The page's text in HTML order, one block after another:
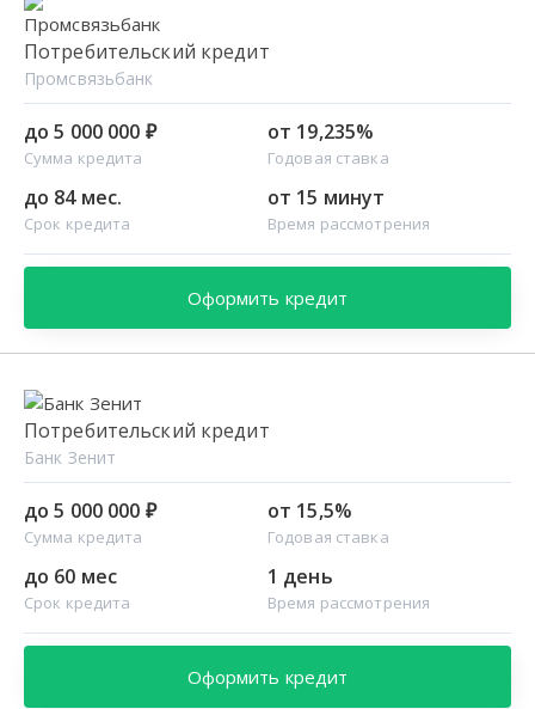
Потребительский кредит
Промсвязьбанк
до 5 000 000 ₽
Сумма кредита
от 19,235%
Годовая ставка
до 84 мес.
Срок кредита
от 15 минут
Время рассмотрения
Оформить кредит
Потребительский кредит
Банк Зенит
до 5 000 000 ₽
Сумма кредита
от 15,5%
Годовая ставка
до 60 мес
Срок кредита
1 день
Время рассмотрения
Оформить кредит